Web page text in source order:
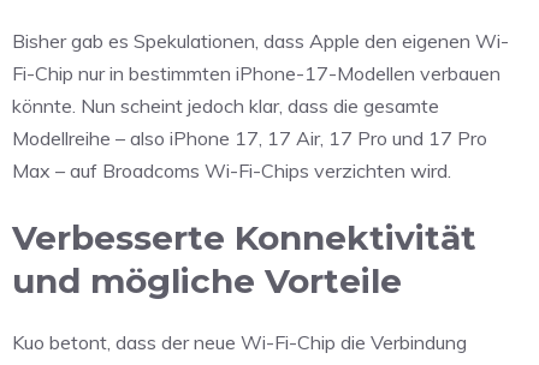
Bisher gab es Spekulationen, dass Apple den eigenen Wi-
Fi-Chip nur in bestimmten iPhone-17-Modellen verbauen
könnte. Nun scheint jedoch klar, dass die gesamte
Modellreihe – also iPhone 17, 17 Air, 17 Pro und 17 Pro
Max – auf Broadcoms Wi-Fi-Chips verzichten wird.
Verbesserte Konnektivität
und mögliche Vorteile
Kuo betont, dass der neue Wi-Fi-Chip die Verbindung